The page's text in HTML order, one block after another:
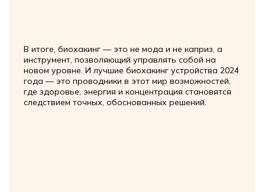
В итоге, биохакинг — это не мода и не каприз, а
инструмент, позволяющий управлять собой на
новом уровне. И лучшие биохакинг устройства 2024
года — это проводники в этот мир возможностей,
где здоровье, энергия и концентрация становятся
следствием точных, обоснованных решений.